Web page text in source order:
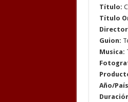
Título:
Título
Guion:
Musica:
Año/